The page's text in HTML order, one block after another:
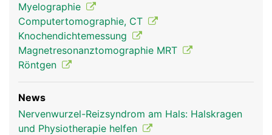
Myelographie
Computertomographie, CT
Knochendichtemessung
Magnetresonanztomographie MRT
Röntgen
News
Nervenwurzel-Reizsyndrom am Hals: Halskragen
und Physiotherapie helfen